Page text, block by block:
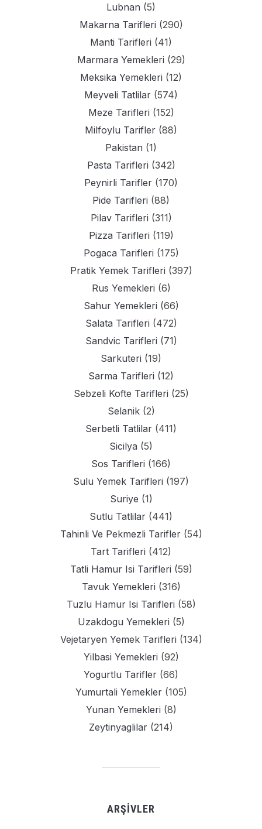
Lubnan (5)
Makarna Tarifleri (290)
Manti Tarifleri (41)
Marmara Yemekleri (29)
Meksika Yemekleri (12)
Meyveli Tatlilar (574)
Meze Tarifleri (152)
Milfoylu Tarifler (88)
Pakistan (1)
Pasta Tarifleri (342)
Peynirli Tarifler (170)
Pide Tarifleri (88)
Pilav Tarifleri (311)
Pizza Tarifleri (119)
Pogaca Tarifleri (175)
Pratik Yemek Tarifleri (397)
Rus Yemekleri (6)
Sahur Yemekleri (66)
Salata Tarifleri (472)
Sandvic Tarifleri (71)
Sarkuteri (19)
Sarma Tarifleri (12)
Sebzeli Kofte Tarifleri (25)
Selanik(2)
Serbetli Tatlilar (411)
Sicilya (5)
Sos Tarifleri (166)
Sulu Yemek Tarifleri (197)
Suriye (1)
Sutlu Tatlilar (441)
Tahinli Ve Pekmezli Tarifler(54)
Tart Tarifleri (412)
Tatli Hamur Isi Tarifleri (59)
Tavuk Yemekleri (316)
Tuzlu Hamur Isi Tarifleri (58)
Uzakdogu Yemekleri (5)
Vejetaryen Yemek Tarifleri (134)
Yilbasi Yemekleri (92)
Yogurtlu Tarifler (66)
Yumurtali Yemekler(105)
Yunan Yemekleri (8)
Zeytinyaglilar (214)
ARŞIVLER